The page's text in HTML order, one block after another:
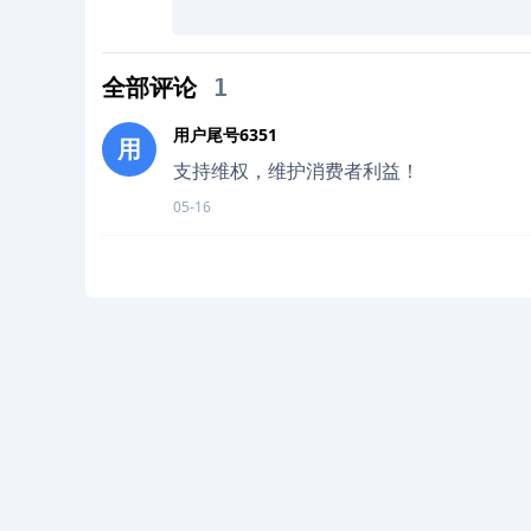
全部评论 1
用 用户尾号6351
支持维权，维护消费者利益！
05-16